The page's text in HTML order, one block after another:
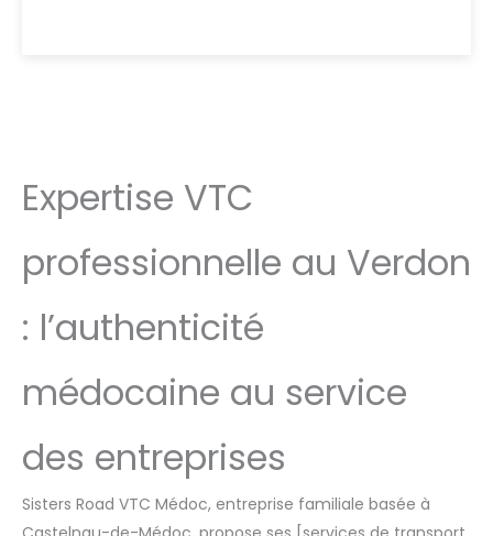
Expertise VTC
professionnelle au Verdon
: l’authenticité
médocaine au service
des entreprises
Sisters Road VTC Médoc, entreprise familiale basée à